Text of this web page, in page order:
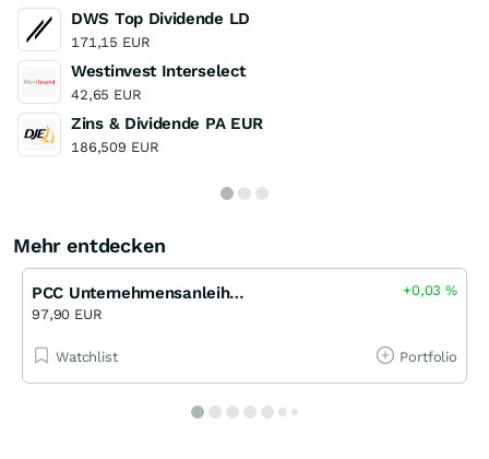
DWS Top Dividende LD
171,15 EUR
Westinvest Interselect
42,65 EUR
Zins & Dividende PA EUR
186,509 EUR
Mehr entdecken
PCC Unternehmensanleihe 5,75 % bis 10/29
97,90 EUR
+0,03%
Watchlist Portfolio